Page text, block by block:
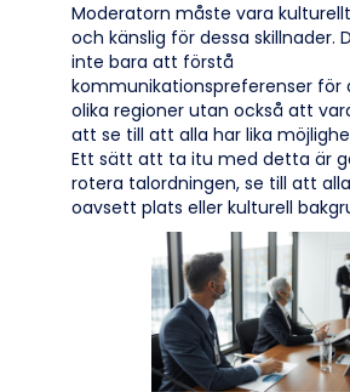
Moderatorn måste vara
och känslig för dessa skillnader.
inte bara att förstå
kommunikationspreferenser för
olika regioner utan också att
att se till att alla har lika
Ett sätt att ta itu med detta är
rotera talordningen, se till att
oavsett plats eller kulturell